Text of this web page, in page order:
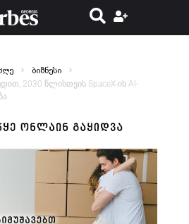
ბიზნესი
2030 წლისთვის SpaceX-ის AI-